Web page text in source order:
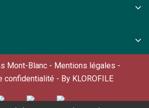
Mont-Blanc - Mentions légales -
confidentialité - By KLOROFILE